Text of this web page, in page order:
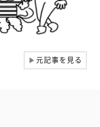
▶元記事を見る